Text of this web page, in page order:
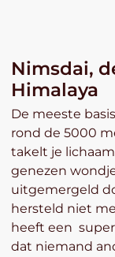
Nimsdai,
Himalaya
De meeste
rond de 5000
takelt je
genezen
uitgemergeld
hersteld niet
heeft een
dat niemand